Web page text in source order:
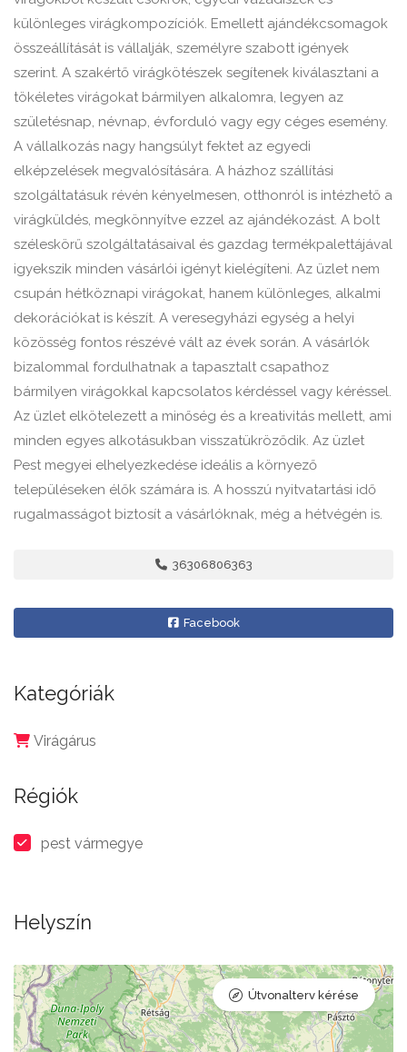
különleges virágkompozíciók. Emellett ajándékcsomagok
összeállítását is vállalják, személyre szabott igények
szerint. A szakértő virágkötészek segítenek kiválasztani a
tökéletes virágokat bármilyen alkalomra, legyen az
születésnap, névnap, évforduló vagy egy céges esemény.
A vállalkozás nagy hangsúlyt fektet az egyedi
elképzelések megvalósítására. A házhoz szállítási
szolgáltatásuk révén kényelmesen, otthonról is intézhető a
virágküldés, megkönnyítve ezzel az ajándékozást. A bolt
széleskörű szolgáltatásaival és gazdag termékpalettájával
igyekszik minden vásárlói igényt kielégíteni. Az üzlet nem
csupán hétköznapi virágokat, hanem különleges, alkalmi
dekorációkat is készít. A veresegyházi egység a helyi
közösség fontos részévé vált az évek során. A vásárlók
bizalommal fordulhatnak a tapasztalt csapathoz
bármilyen virágokkal kapcsolatos kérdéssel vagy kéréssel.
Az üzlet elkötelezett a minőség és a kreativitás mellett, ami
minden egyes alkotásukban visszatükröződik. Az üzlet
Pest megyei elhelyezkedése ideális a környező
településeken élők számára is. A hosszú nyitvatartási idő
rugalmasságot biztosít a vásárlóknak, még a hétvégén is.
36306806363
Facebook
Kategóriák
Virágárus
Régiók
pest vármegye
Helyszín
Útvonalterv kérése